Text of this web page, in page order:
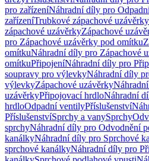
pro zařízeníNáhradní díly pro
zařízeníTrubkové zápachové uzávěrky
zápachové uzávěrkyZápachové
pro Zápachové uzávěrky pod omítku
omítkuNáhradní díly pro Zápachové
omítkuPřipojeníNáhradní díly pro
soupravy pro výlevkyNáhradní díly
výlevkyZápachové uzávěrky
uzávěrkyPřipojovací hrdloNáhradní
hrdloOdpadní ventilyPříslušenství
PříslušenstvíSprchy a vanySprchy
sprchyNáhradní díly pro Odvodnění
kanálkyNáhradní díly pro Sprchové
sprchové kanálkyNáhradní díly pro